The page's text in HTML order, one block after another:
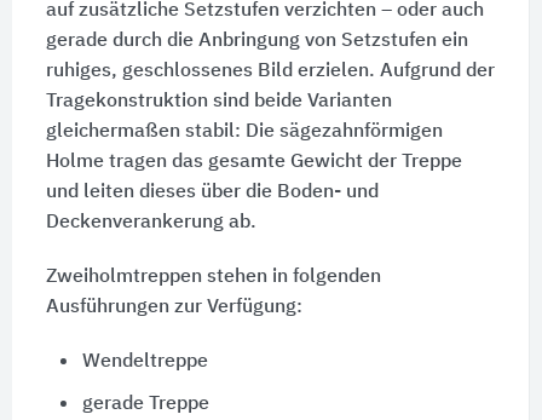
auf zusätzliche Setzstufen verzichten – oder auch
gerade durch die Anbringung von Setzstufen ein
ruhiges, geschlossenes Bild erzielen. Aufgrund der
Tragekonstruktion sind beide Varianten
gleichermaßen stabil: Die sägezahnförmigen
Holme tragen das gesamte Gewicht der Treppe
und leiten dieses über die Boden- und
Deckenverankerung ab.
Zweiholmtreppen stehen in folgenden
Ausführungen zur Verfügung:
Wendeltreppe
gerade Treppe